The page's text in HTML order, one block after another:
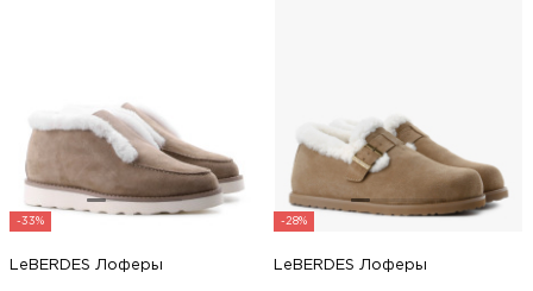
-33%
LeBERDES Лоферы
-28%
LeBERDES Лоферы